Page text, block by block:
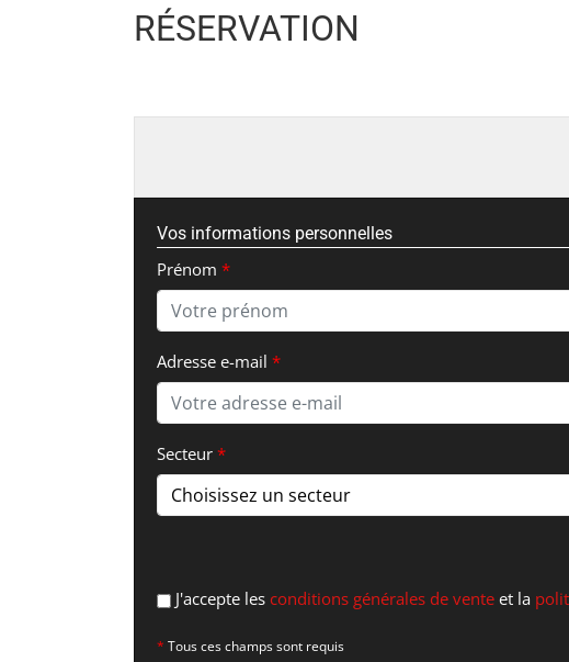
RÉSERVATION
Vos informations personnelles
Prénom
Adresse e-mail
Secteur
J'accepte les conditions générales de vente et la
Tous ces champs sont requis